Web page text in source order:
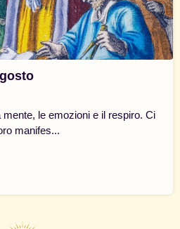
le emozioni e il respiro. Ci
manifes...